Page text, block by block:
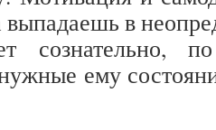
в
сознательно,
ему